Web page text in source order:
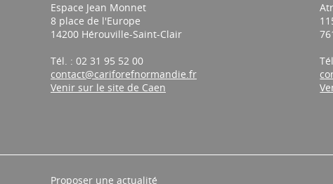
Espace Jean Monnet
8 place de l'Europe
14200 Hérouville-Saint-Clair
Tél. : 02 31 95 52 00
contact@cariforefnormandie.fr
Venir sur le site de Caen
Proposer une actualité